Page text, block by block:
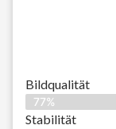
Bildqualität
77%
Stabilität